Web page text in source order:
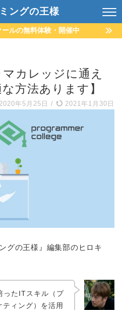
ングの王様
ルの無料体験・開催中
カレッジに通え
方法あります】
2020年5月25日 / 2021年1月30日
グの王様』編集部のヒロキ
ったITスキル（プ
ィング）を活用